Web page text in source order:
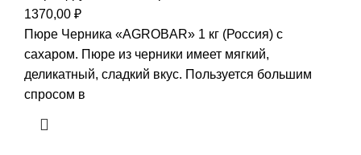
1370,00 ₽
Пюре Черника «AGROBAR» 1 кг (Россия) с
сахаром. Пюре из черники имеет мягкий,
деликатный, сладкий вкус. Пользуется большим
спросом в